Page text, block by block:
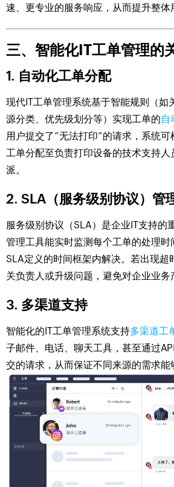
速、更专业的服务响应，从而提升整体
三、智能化IT工单管理的
1. 自动化工单分配
现代IT工单管理系统基于智能规则（如
源分类、优先级划分等）实现工单的自
用户提交了“无法打印”的请求，系统
工单分配至负责打印设备的技术支持人
派。
2. SLA（服务级别协议）管
服务级别协议（SLA）是企业IT支持的
管理工具能实时监测每个工单的处理时
SLA定义的时间框架内解决。若出现超
关负责人或升级问题，避免对企业业务
3. 多渠道支持
智能化的IT工单管理系统支持多渠道工
子邮件、电话、聊天工具，甚至通过
交的请求，从而保证不同来源的需求能